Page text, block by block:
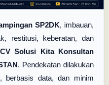
SP2DK, imbauan,
restitusi, keberatan, dan
CV Solusi Kita Konsultan
. Pendekatan dilakukan
berbasis data, dan minim